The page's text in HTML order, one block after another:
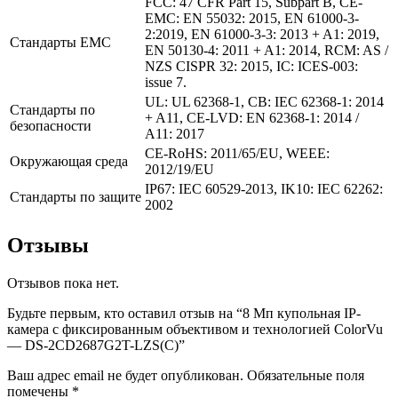
Стандарты EMC
EMC: EN 55032: 2015, EN 61000-3-
2:2019, EN 61000-3-3: 2013 + A1: 2019,
EN 50130-4: 2011 + A1: 2014, RCM: AS /
NZS CISPR 32: 2015, IC: ICES-003:
issue 7.
Стандарты по
безопасности
UL: UL 62368-1, CB: IEC 62368-1: 2014
+ A11, CE-LVD: EN 62368-1: 2014 /
A11: 2017
Окружающая среда
CE-RoHS: 2011/65/EU, WEEE:
2012/19/EU
Стандарты по защите
IP67: IEC 60529-2013, IK10: IEC 62262:
2002
Отзывы
Отзывов пока нет.
Будьте первым, кто оставил отзыв на “8 Мп купольная IP-
камера с фиксированным объективом и технологией ColorVu
— DS-2CD2687G2T-LZS(C)”
Ваш адрес email не будет опубликован. Обязательные поля
помечены *